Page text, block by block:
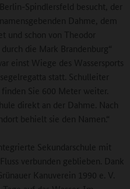
Spindlersfeld besucht, der
Dahme, dem
und schon von Theodor
die Mark Brandenburg“
einst Wiege des Wassersports
statt. Schulleiter
Sie 600 Meter weiter.
direkt an der Dahme. Nach
behielt sie den Namen.“
Sekundarschule mit
verbunden geblieben. Dank
Kanuverein 1990 e. V.